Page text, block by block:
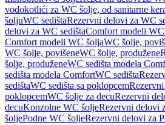
vodokotlići za WC šolje, od sanitarne
šoljuWC sedištaRezervni delovi za WC
delovi za WC sedištaComfort modeli
Comfort modeli WC šoljaWC šolje,
WC šolje, povišeneWC šolje, produžene
šolje, produženeWC sedišta modela
sedišta modela ComfortWC sedišta
sedištaWC sedišta sa poklopcem
poklopcemWC šolje za decuRezervni
decuKonzolne WC šoljeRezervni delovi
šoljePodne WC šoljeRezervni delovi za